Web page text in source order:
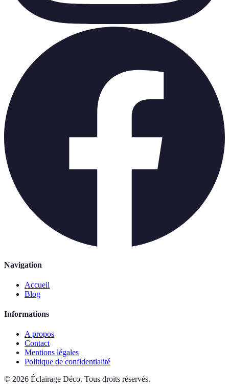
Navigation
Accueil
Blog
Informations
A propos
Contact
Mentions légales
Politique de confidentialité
© 2026 Éclairage Déco. Tous droits réservés.